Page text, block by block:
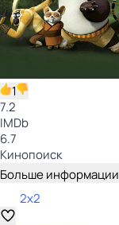
1
7.2
IMDb
6.7
Кинопоиск
Больше информации
2x2